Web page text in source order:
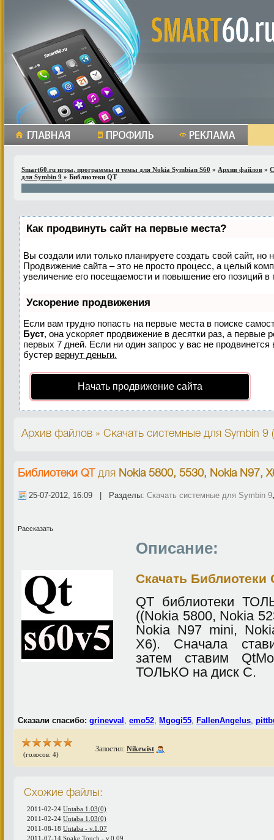
Smart60.ru игры, программы и темы для Nokia Symbian S60 » Архив файлов »
для Symbin 9 » Библиотеки QT
Как продвинуть сайт на первые места?
Вы создали или только планируете создать свой сайт, но
Продвижение сайта – это не просто процесс, а целый
увеличение его посещаемости и повышение его позиций в
Ускорение продвижения
Если вам трудно попасть на первые места в поиске
Буст, она ускоряет продвижение в десятки раз, а первые
первых 7 дней. Если ни один запрос у вас не
бустер вернут деньги.
Начать продвижение сайта
Архив файлов » Скачать системные для Symbin 9
Библиотеки QT для Nokia 5800, 5530, Nokia N97,
25-07-2012, 16:09 | Разделы: Скачать системные для Symbin 9
Рассказать
Описание:
Скачать Библиотеки
QT библиотеки
((Nokia 5800, Nokia
Nokia N97 mini,
X6). Сначала
затем ставим
ТОЛЬКО на диск С.
Сказали спасибо: grinevval , emo52, Mgogi55, FallenAngelus,
(голосов: 4)
Запостил: Nikewist
Схожие файлы:
2011-02-24 Untaba 1.03(0)
2011-02-24 Untaba 1.03(0)
2011-08-18 Untaba - v.1.07
2011-07-14 Snake Touch - v.0.09